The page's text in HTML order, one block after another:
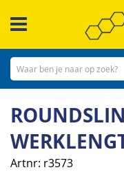
naar
inhoud
Artnr r3573